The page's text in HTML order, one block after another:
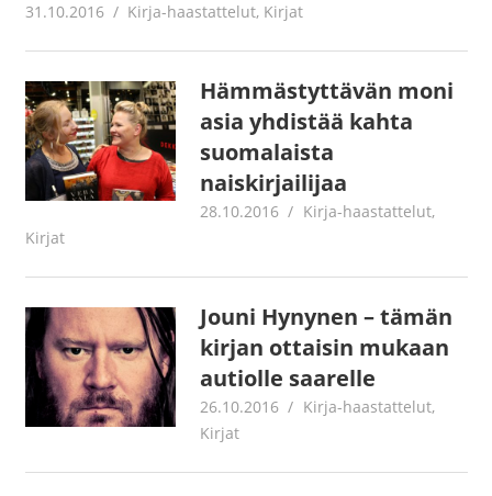
31.10.2016 Jouni Hirn
Kirja-haastattelut, Kirjat
Hämmästyttävän moni
asia yhdistää kahta
suomalaista
naiskirjailijaa
28.10.2016 Jouni Hirn
Kirja-haastattelut,
Kirjat
Jouni Hynynen – tämän
kirjan ottaisin mukaan
autiolle saarelle
26.10.2016 Jouni Hirn
Kirja-haastattelut,
Kirjat